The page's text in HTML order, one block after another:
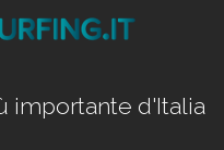
importante d'Italia